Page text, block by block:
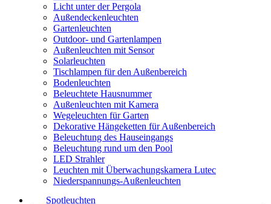
Licht unter der Pergola
Außendeckenleuchten
Gartenleuchten
Outdoor- und Gartenlampen
Außenleuchten mit Sensor
Solarleuchten
Tischlampen für den Außenbereich
Bodenleuchten
Beleuchtete Hausnummer
Außenleuchten mit Kamera
Wegeleuchten für Garten
Dekorative Hängeketten für Außenbereich
Beleuchtung des Hauseingangs
Beleuchtung rund um den Pool
LED Strahler
Leuchten mit Überwachungskamera Lutec
Niederspannungs-Außenleuchten
Spotleuchten